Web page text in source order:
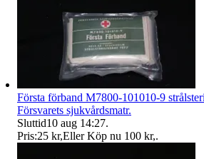
Första förband M7800-101010-9
Försvarets sjukvårdsmatr.
Sluttid10 aug 14:27.
Pris:25 kr,Eller Köp nu 100 kr,.